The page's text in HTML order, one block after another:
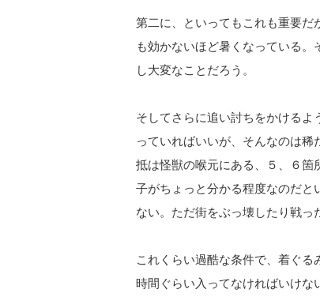
第二に、といってもこれも重要だ
も効かないほど暑くなっている
し大変なことだろう。
そしてさらに追い討ちをかける
っていればいいが、そんなのは
抵は怪獣の喉元にある、５、６箇
子がちょっと分かる程度なのだと
ない。ただ街をぶっ壊したり戦っ
これくらい過酷な条件で、着ぐる
時間ぐらい入ってなければいけな